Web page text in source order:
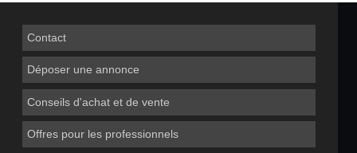
Contact
Déposer une annonce
Conseils d'achat et de vente
Offres pour les professionnels